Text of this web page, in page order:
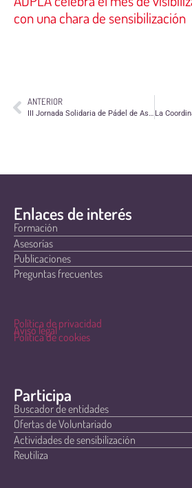
con una chara de sensibilización
ANTERIOR
III Jornada Solidaria de Pádel de Aspace
Enlaces de interés
Formación
Asesorías
Publicaciones
Preguntas frecuentes
Política de privacidad
Aviso legal
Política de cookies
Participa
Buscador de entidades
Ofertas de Voluntariado
Actividades de sensibilización
Reutiliza